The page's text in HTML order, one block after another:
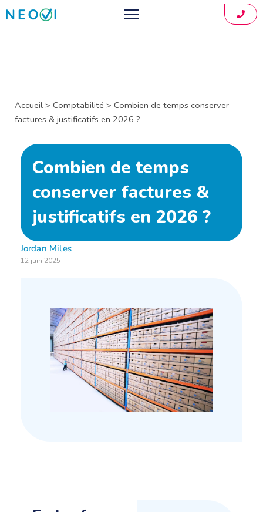
Graphistes et designers
Architectes indépendants
Application
Tarifs
Contact
Espace client
Accueil> Comptabilité > Combien de temps conserver
factures & justificatifs en 2026 ?
Combien de temps
conserver factures &
justificatifs en 2026 ?
Jordan Miles
12 juin 2025